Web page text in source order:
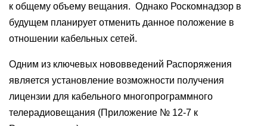
к общему объему вещания. Однако Роскомнадзор в
будущем планирует отменить данное положение в
отношении кабельных сетей.
Одним из ключевых нововведений Распоряжения
является установление возможности получения
лицензии для кабельного многопрограммного
телерадиовещания (Приложение № 12-7 к